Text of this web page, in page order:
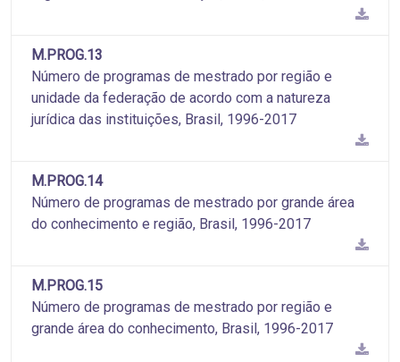
M.PROG.13
Número de programas de mestrado por região e
unidade da federação de acordo com a natureza
jurídica das instituições, Brasil, 1996-2017
M.PROG.14
Número de programas de mestrado por grande área
do conhecimento e região, Brasil, 1996-2017
M.PROG.15
Número de programas de mestrado por região e
grande área do conhecimento, Brasil, 1996-2017